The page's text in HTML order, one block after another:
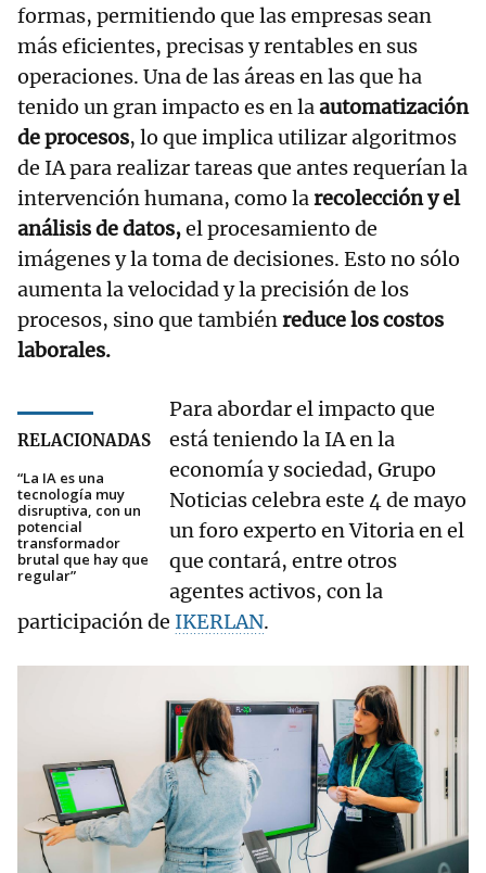
formas, permitiendo que las empresas sean
más eficientes, precisas y rentables en sus
operaciones. Una de las áreas en las que ha
tenido un gran impacto es en laautomatización
de procesos, lo que implica utilizar algoritmos
de IA para realizar tareas que antes requerían la
intervención humana, como larecolección y el
análisis de datos,el procesamiento de
imágenes y la toma de decisiones. Esto no sólo
aumenta la velocidad y la precisión de los
procesos, sino que tambiénreduce los costos
laborales.
RELACIONADAS
“La IA es una
tecnología muy
disruptiva, con un
potencial
transformador
brutal que hay que
regular”
Para abordar el impacto que
está teniendo la IA en la
economía y sociedad, Grupo
Noticias celebra este 4 de mayo
un foro experto en Vitoria en el
que contará, entre otros
agentes activos, con la
participación de IKERLAN.